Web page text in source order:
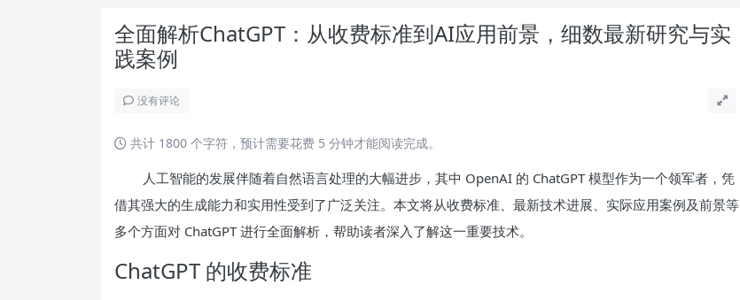
全面解析ChatGPT：从收费标准到AI应用前景，细数最新研究与实
践案例
没有评论
共计 1800 个字符，预计需要花费 5 分钟才能阅读完成。
人工智能的发展伴随着自然语言处理的大幅进步，其中 OpenAI 的 ChatGPT 模型作为一个领军者，凭
借其强大的生成能力和实用性受到了广泛关注。本文将从收费标准、最新技术进展、实际应用案例及前景等
多个方面对 ChatGPT 进行全面解析，帮助读者深入了解这一重要技术。
ChatGPT 的收费标准